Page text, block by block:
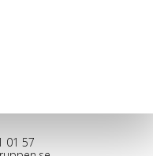
01 57